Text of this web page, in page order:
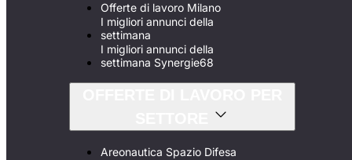
Offerte di lavoro Milano
I migliori annunci della
settimana
I migliori annunci della
settimana Synergie68
Areonautica Spazio Difesa